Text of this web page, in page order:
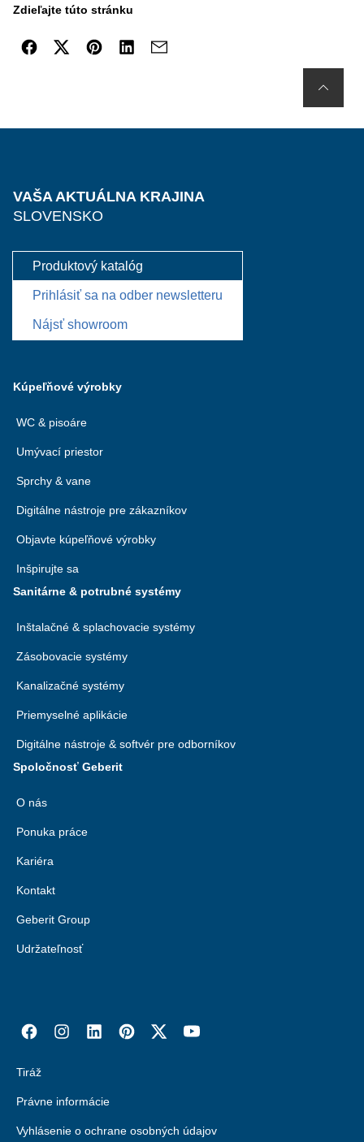
Zdieľajte túto stránku
VAŠA AKTUÁLNA KRAJINA
SLOVENSKO
Produktový katalóg
Prihlásiť sa na odber newsletteru
Nájsť showroom
Kúpeľňové výrobky
WC & pisoáre
Umývací priestor
Sprchy & vane
Digitálne nástroje pre zákazníkov
Objavte kúpeľňové výrobky
Inšpirujte sa
Sanitárne & potrubné systémy
Inštalačné & splachovacie systémy
Zásobovacie systémy
Kanalizačné systémy
Priemyselné aplikácie
Digitálne nástroje & softvér pre odborníkov
Spoločnosť Geberit
O nás
Ponuka práce
Kariéra
Kontakt
Geberit Group
Udržateľnosť
Tiráž
Právne informácie
Vyhlásenie o ochrane osobných údajov